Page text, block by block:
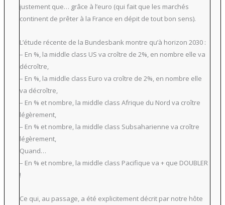
justement que… grâce à l’euro (qui fait que les marchés
continent de prêter à la France en dépit de tout bon sens).
L’étude récente de la Bundesbank montre qu’à horizon 2030 :
– En %, la middle class US va croître de 2%, en nombre elle va
décroître,
– En %, la middle class Euro va croître de 2%, en nombre elle
va décroître,
– En % et nombre, la middle class Afrique du Nord va croître
légèrement,
– En % et nombre, la middle class Subsaharienne va croître
légèrement,
Quand…
– En % et nombre, la middle class Pacifique va + que DOUBLER
!
Ce qui, au passage, a été explicitement décrit par notre hôte